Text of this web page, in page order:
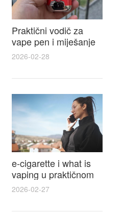
Praktični vodič za
vape pen i miješanje
e tekućina za sigurnije
punjenje i bolje okuse
2026-02-28
e-cigarette i what is
vaping u praktičnom
vodiču za početnike i
odgovorne korisnike
2026-02-27